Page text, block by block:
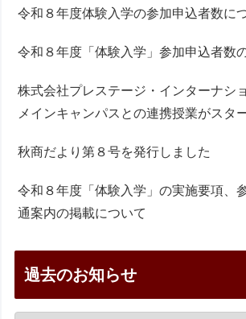
令和８年度体験入学の参加申込者数に
令和８年度「体験入学」参加申込者数
株式会社プレステージ・インターナシ
メインキャンパスとの連携授業がスタ
秋商だより第８号を発行しました
令和８年度「体験入学」の実施要項、
通案内の掲載について
過去のお知らせ